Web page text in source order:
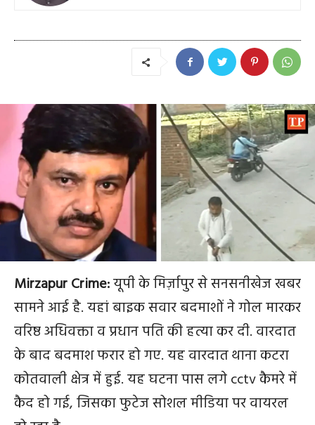
Mirzapur Crime:यूपी के मिर्ज़ापुर से सनसनीखेज खबर
सामने आई है. यहां बाइक सवार बदमाशों ने गोल मारकर
वरिष्ठ अधिवक्ता व प्रधान पति की हत्या कर दी. वारदात
के बाद बदमाश फरार हो गए. यह वारदात थाना कटरा
कोतवाली क्षेत्र में हुई. यह घटना पास लगे cctv कैमरे में
कैद हो गई, जिसका फुटेज सोशल मीडिया पर वायरल